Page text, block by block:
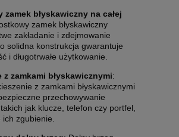
zamek błyskawiczny na całej
zamek błyskawiczny
zakładanie i zdejmowanie
solidna konstrukcja gwarantuje
i długotrwałe użytkowanie.
z zamkami błyskawicznymi:
z zamkami błyskawicznymi
przechowywanie
jak klucze, telefon czy portfel,
zgubienie.